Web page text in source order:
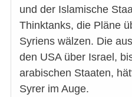
und der Islamische
Thinktanks, die Pläne
Syriens wälzen. Die
den USA über Israel,
arabischen Staaten,
Syrer im Auge.